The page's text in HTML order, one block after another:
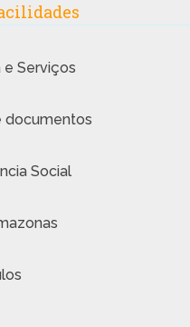
e Serviços
documentos
Social